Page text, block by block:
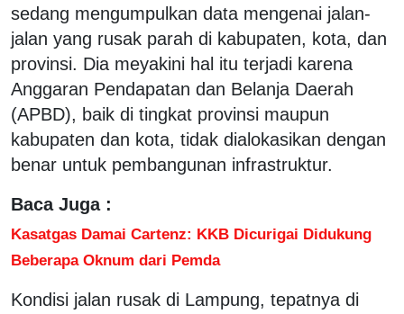
sedang mengumpulkan data mengenai jalan-
jalan yang rusak parah di kabupaten, kota, dan
provinsi. Dia meyakini hal itu terjadi karena
Anggaran Pendapatan dan Belanja Daerah
(APBD), baik di tingkat provinsi maupun
kabupaten dan kota, tidak dialokasikan dengan
benar untuk pembangunan infrastruktur.
Baca Juga :
Kasatgas Damai Cartenz: KKB Dicurigai Didukung
Beberapa Oknum dari Pemda
Kondisi jalan rusak di Lampung, tepatnya di